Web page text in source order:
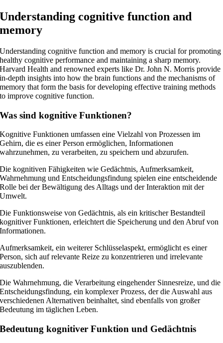
Understanding cognitive function and
memory
Understanding cognitive function and memory is crucial for promoting
healthy cognitive performance and maintaining a sharp memory.
Harvard Health and renowned experts like Dr. John N. Morris provide
in-depth insights into how the brain functions and the mechanisms of
memory that form the basis for developing effective training methods
to improve cognitive function.
Was sind kognitive Funktionen?
Kognitive Funktionen umfassen eine Vielzahl von Prozessen im
Gehirn, die es einer Person ermöglichen, Informationen
wahrzunehmen, zu verarbeiten, zu speichern und abzurufen.
Die kognitiven Fähigkeiten wie Gedächtnis, Aufmerksamkeit,
Wahrnehmung und Entscheidungsfindung spielen eine entscheidende
Rolle bei der Bewältigung des Alltags und der Interaktion mit der
Umwelt.
Die Funktionsweise von Gedächtnis, als ein kritischer Bestandteil
kognitiver Funktionen, erleichtert die Speicherung und den Abruf von
Informationen.
Aufmerksamkeit, ein weiterer Schlüsselaspekt, ermöglicht es einer
Person, sich auf relevante Reize zu konzentrieren und irrelevante
auszublenden.
Die Wahrnehmung, die Verarbeitung eingehender Sinnesreize, und die
Entscheidungsfindung, ein komplexer Prozess, der die Auswahl aus
verschiedenen Alternativen beinhaltet, sind ebenfalls von großer
Bedeutung im täglichen Leben.
Bedeutung kognitiver Funktion und Gedächtnis